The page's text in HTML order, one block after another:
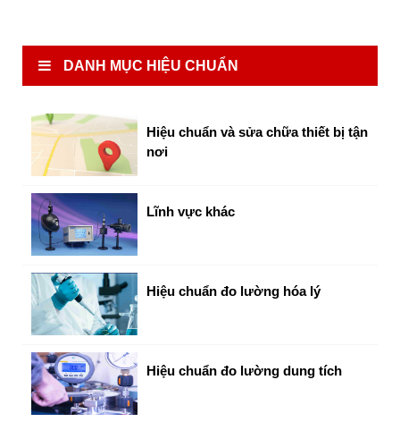
DANH MỤC HIỆU CHUẨN
Hiệu chuẩn và sửa chữa thiết bị tận
nơi
Lĩnh vực khác
Hiệu chuẩn đo lường hóa lý
Hiệu chuẩn đo lường dung tích